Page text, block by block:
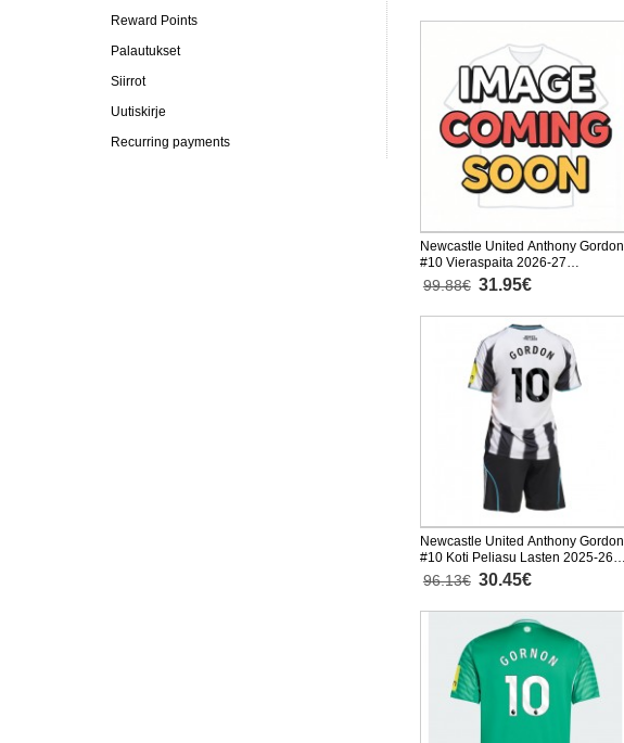
Reward Points
Palautukset
Siirrot
Uutiskirje
Recurring payments
Newcastle United Anthony Gordon
#10 Vieraspaita 2026-27
Lyhythihainen
99.88€ 31.95€
Newcastle United Anthony Gordon
#10 Koti Peliasu Lasten 2025-26
Lyhythihainen (+ Lyhyet housut)
96.13€ 30.45€